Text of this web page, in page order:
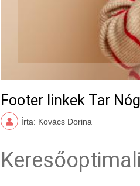
Footer linkek Tar
Írta: Kovács Dorina